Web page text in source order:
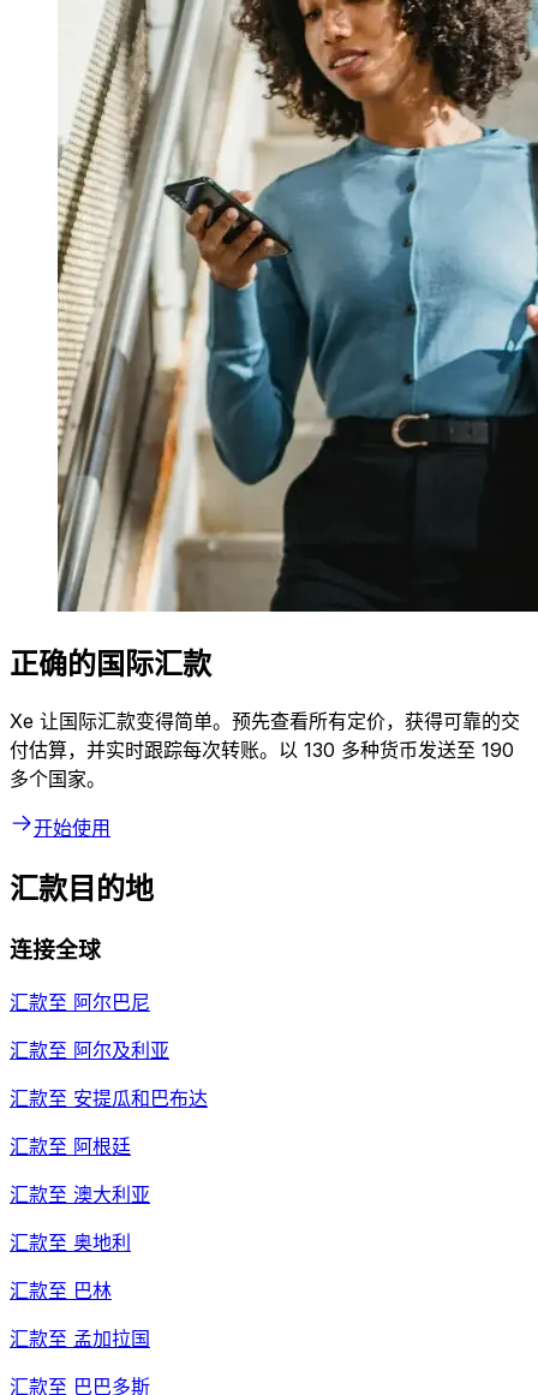
正确的国际汇款
Xe 让国际汇款变得简单。预先查看所有定价，获得可靠的交
付估算，并实时跟踪每次转账。以 130 多种货币发送至 190
多个国家。
开始使用
汇款目的地
连接全球
汇款至 阿尔巴尼
汇款至 阿尔及利亚
汇款至 安提瓜和巴布达
汇款至 阿根廷
汇款至 澳大利亚
汇款至 奥地利
汇款至 巴林
汇款至 孟加拉国
汇款至 巴巴多斯